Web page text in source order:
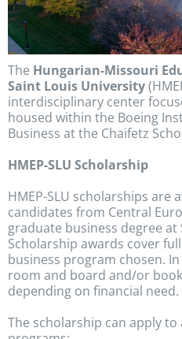
The Hungarian-Missouri
Saint Louis University
interdisciplinary center
housed within the Boeing
Business at the Chaifetz
HMEP-SLU Scholarship
HMEP-SLU scholarships are
candidates from Central
graduate business degree at
Scholarship awards cover
business program chosen.
room and board and/or
depending on financial need.
The scholarship can apply